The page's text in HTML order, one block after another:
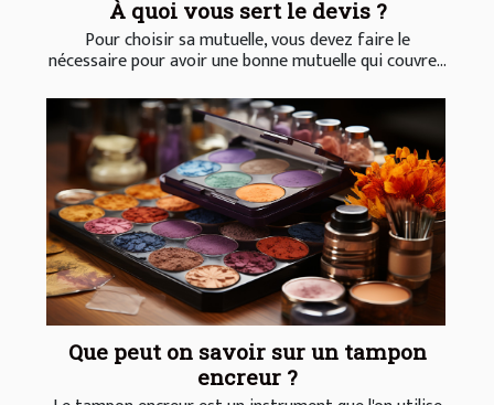
À quoi vous sert le devis ?
Pour choisir sa mutuelle, vous devez faire le
nécessaire pour avoir une bonne mutuelle qui couvre...
Que peut on savoir sur un tampon
encreur ?